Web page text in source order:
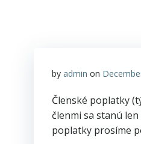
by admin on
Členské poplatky
členmi sa stanú
poplatky prosíme